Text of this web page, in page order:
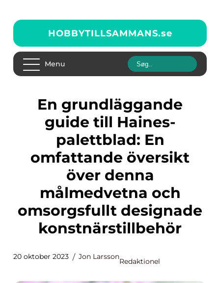
HOBBYTILLSAMMANS.se
Menu
En grundläggande
guide till Haines-
palettblad: En
omfattande översikt
över denna
målmedvetna och
omsorgsfullt designade
konstnärstillbehör
20 oktober 2023 Jon Larsson
Redaktionel